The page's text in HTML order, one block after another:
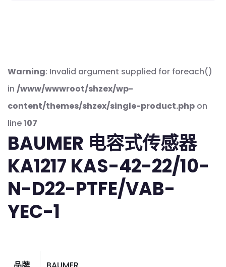
Warning: Invalid argument supplied for foreach()
in /www/wwwroot/shzex/wp-
content/themes/shzex/single-product.php on
line107
BAUMER 电容式传感器
KA1217 KAS-42-22/10-
N-D22-PTFE/VAB-
YEC-1